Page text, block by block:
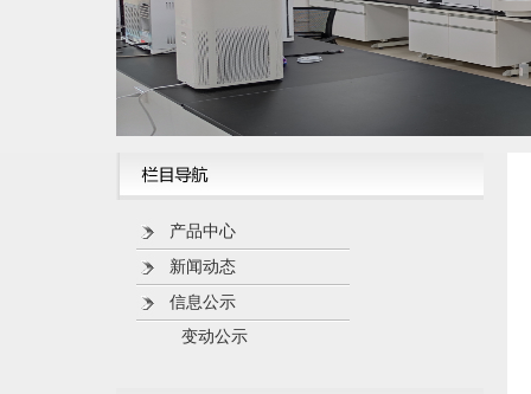
产品中心
新闻动态
信息公示
变动公示